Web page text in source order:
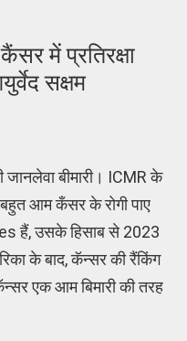
में प्रतिरक्षा
सक्षम
बीमारी। ICMR के
आम कँसर के रोगी पाए
हैं, उसके हिसाब से 2023
के बाद, कॅन्सर की रैंकिंग
एक आम बिमारी की तरह